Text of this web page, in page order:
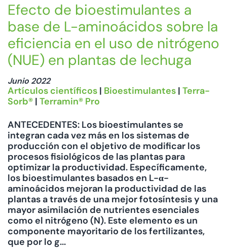
Efecto de bioestimulantes a
base de L-aminoácidos sobre la
eficiencia en el uso de nitrógeno
(NUE) en plantas de lechuga
Junio 2022
Artículos científicos | Bioestimulantes | Terra-
Sorb® | Terramin® Pro
ANTECEDENTES: Los bioestimulantes se
integran cada vez más en los sistemas de
producción con el objetivo de modificar los
procesos fisiológicos de las plantas para
optimizar la productividad. Específicamente,
los bioestimulantes basados ​​en L-α-
aminoácidos mejoran la productividad de las
plantas a través de una mejor fotosíntesis y una
mayor asimilación de nutrientes esenciales
como el nitrógeno (N). Este elemento es un
componente mayoritario de los fertilizantes,
que por lo g...